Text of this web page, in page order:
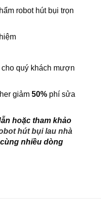
robot hút bụi trọn
quý khách mượn
giảm 50% phí sửa
hoặc tham khảo
hút bụi lau nhà
nhiều dòng